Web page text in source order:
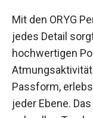
Details
Mit den ORYG
jedes Detail
hochwertigen
ausgezeichnete
zur individuellen